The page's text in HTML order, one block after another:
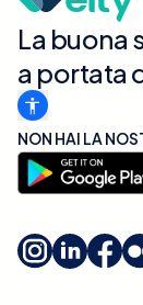
La buona
a portata
NON HAI LA